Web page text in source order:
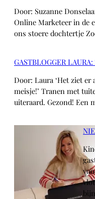
Door: Suzanne
Online Marketeer in de
ons stoere dochtertje
GASTBLOGGER
Door: Laura ‘Het ziet
meisje!’ Tranen met
uiteraard. Gezond! Een